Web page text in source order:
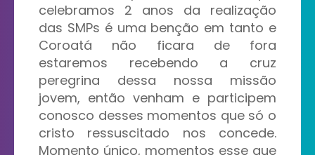
celebramos 2 anos da realização
das SMPs é uma benção em tanto e
Coroatá não ficara de fora
estaremos recebendo a cruz
peregrina dessa nossa missão
jovem, então venham e participem
conosco desses momentos que só o
cristo ressuscitado nos concede.
Momento único, momentos esse que